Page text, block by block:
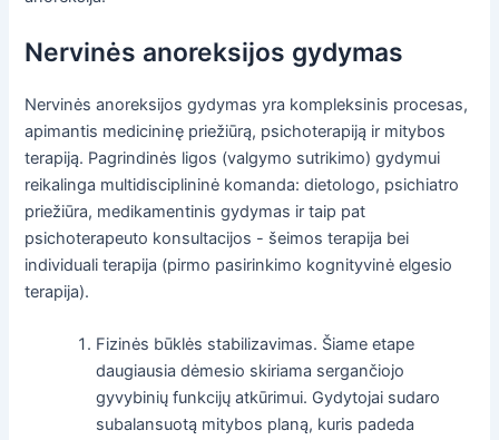
Nervinės anoreksijos gydymas
Nervinės anoreksijos gydymas yra kompleksinis procesas,
apimantis medicininę priežiūrą, psichoterapiją ir mitybos
terapiją. Pagrindinės ligos (valgymo sutrikimo) gydymui
reikalinga multidisciplininė komanda: dietologo, psichiatro
priežiūra, medikamentinis gydymas ir taip pat
psichoterapeuto konsultacijos - šeimos terapija bei
individuali terapija (pirmo pasirinkimo kognityvinė elgesio
terapija).
Fizinės būklės stabilizavimas. Šiame etape
daugiausia dėmesio skiriama sergančiojo
gyvybinių funkcijų atkūrimui. Gydytojai sudaro
subalansuotą mitybos planą, kuris padeda